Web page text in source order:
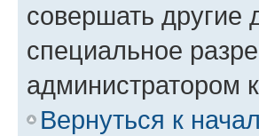
совершать другие
специальное
администратором
Вернуться к